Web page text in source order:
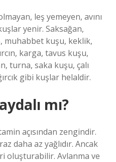
leş yemeyen, avını
yenir. Saksağan,
muhabbet kuşu, keklik,
karga, tavus kuşu,
turna, saka kuşu, çalı
gibi kuşlar helaldir.
mı?
açısından zengindir.
daha az yağlıdır. Ancak
oluşturabilir. Avlanma ve